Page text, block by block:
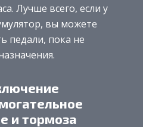
Лучше всего, если у
вы можете
педали, пока не
и тормоза